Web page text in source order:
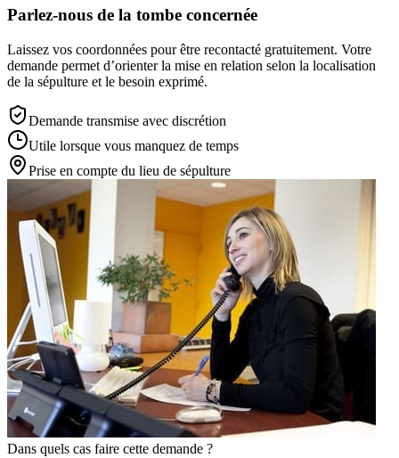
Parlez-nous de la tombe concernée
Laissez vos coordonnées pour être recontacté gratuitement. Votre
demande permet d’orienter la mise en relation selon la localisation
de la sépulture et le besoin exprimé.
Demande transmise avec discrétion
Utile lorsque vous manquez de temps
Prise en compte du lieu de sépulture
Dans quels cas faire cette demande ?